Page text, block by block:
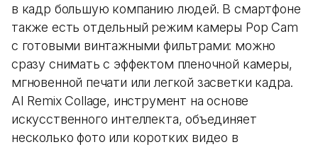
в кадр большую компанию людей. В смартфоне
также есть отдельный режим камеры Pop Cam
с готовыми винтажными фильтрами: можно
сразу снимать с эффектом пленочной камеры,
мгновенной печати или легкой засветки кадра.
AI Remix Collage, инструмент на основе
искусственного интеллекта, объединяет
несколько фото или коротких видео в